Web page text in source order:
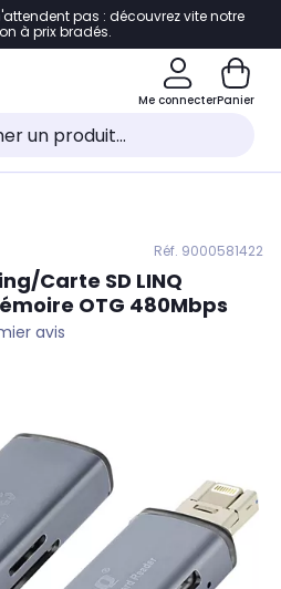
la navigation
pied de page
chatbot
pas : découvrez vite notre
à prix bradés.
Me connecterPanier
Réf. 9000581422
Carte SD LINQ
OTG 480Mbps
avis